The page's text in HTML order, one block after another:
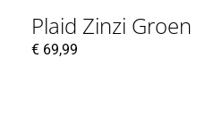
Plaid Zinzi Groen
€ 69,99